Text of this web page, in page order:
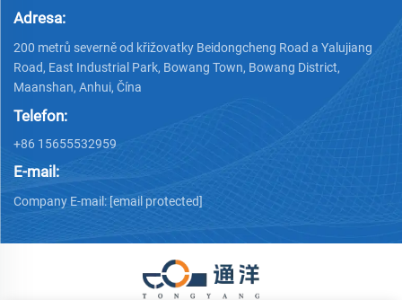
Adresa:
200 metrů severně od křižovatky Beidongcheng Road a Yalujiang
Road, East Industrial Park, Bowang Town, Bowang District,
Maanshan, Anhui, Čína
Telefon:
+86 15655532959
E-mail:
Company E-mail: [email protected]